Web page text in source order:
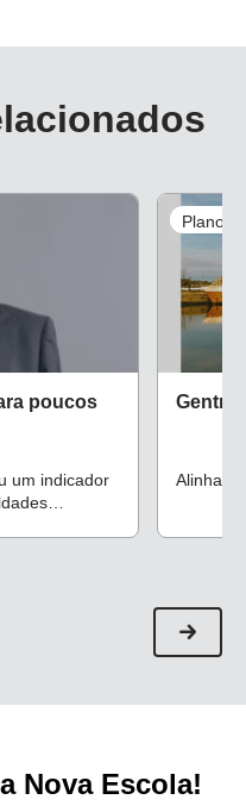
poucos
um indicador
Plano
Alinhado
Nova Escola!